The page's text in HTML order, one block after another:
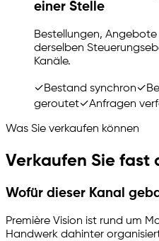
einer Stelle
Bestellungen,
derselben
Kanäle.
✓Bestand synchron✓
geroutet✓Anfragen
Was Sie verkaufen können
Verkaufen Sie fast
Wofür dieser Kanal
Première Vision ist rund um
Handwerk dahinter